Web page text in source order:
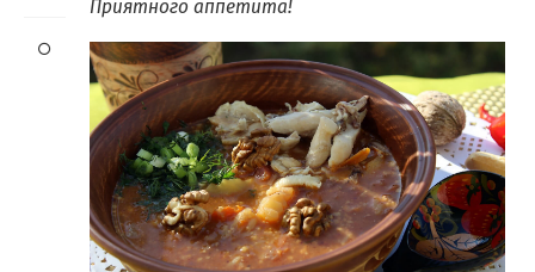
Приятного аппетита!